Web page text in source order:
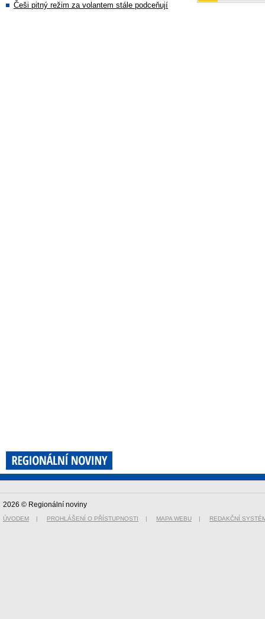
Češi pitný režim za volantem stále podceňují
2026 © Regionální noviny
ÚVODEM | PROHLÁŠENÍ O PŘÍSTUPNOSTI | MAPA WEBU | REDAKČNÍ